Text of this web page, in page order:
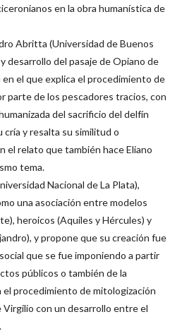
en la obra humanística de
Abritta (Universidad de Buenos
desarrollo del pasaje de Opiano de
en el que explica el procedimiento de
parte de los pescadores tracios, con
del sacrificio del delfín
y resalta su similitud o
el relato que también hace Eliano
tema.
Nacional de La Plata),
una asociación entre modelos
heroicos (Aquiles y Hércules) y
y propone que su creación fue
que se fue imponiendo a partir
públicos o también de la
procedimiento de mitologización
Virgilio con un desarrollo entre el